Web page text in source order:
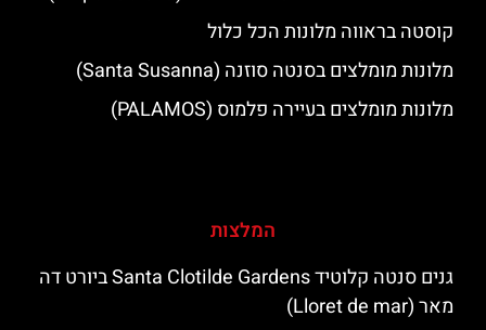
קוסטה בראווה מלונות הכל כלול
מלונות מומלצים בסנטה סוזנה (Santa Susanna)
מלונות מומלצים בעיירה פלמוס (PALAMOS)
המלצות
גנים סנטה קלוטיד Santa Clotilde Gardens ביורט דה
מאר (Lloret de mar)